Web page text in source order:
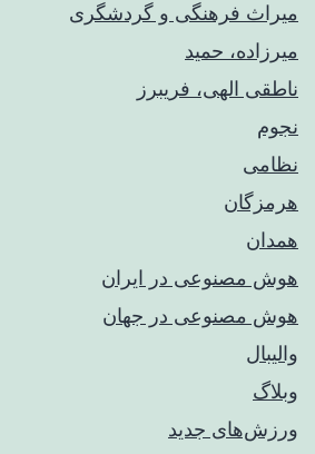
میراث فرهنگی و گردشگری
میرزاده، حمید
ناطقی الهی، فریبرز
نجوم
نظامی
هرمزگان
همدان
هوش مصنوعی در ایران
هوش مصنوعی در جهان
والیبال
وبلاگ
ورزش‌های جدید